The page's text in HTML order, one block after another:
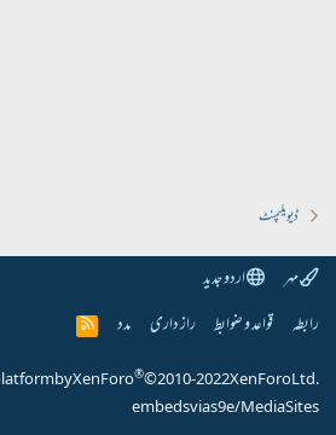
ڈیویلپمنٹ
مہر
اردو جدید
رابطہ قواعد و ضوابط راز داری مدد
R
S
by XenForo®© 2010-2022 XenForo Ltd.
embeds via s9e/MediaSites